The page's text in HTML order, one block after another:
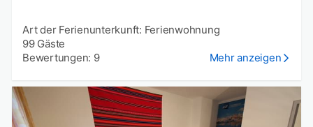
Art der Ferienunterkunft: Ferienwohnung
99 Gäste
Bewertungen: 9
Mehr anzeigen